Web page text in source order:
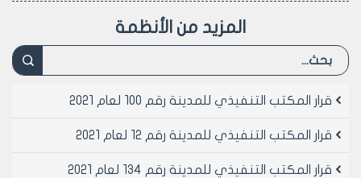
من مديرية الشؤون الفنية.
صالحة للبناء لا حاجة لأخذ موافقة أي جهة في مجلس
من أمانة الخارطة ويصادق عليها من مدير الشؤون الفنية.
ب‌- بالنسبة لتعديل الحد الفاصل:
لتشكيل قطعة صالحة للبناء ولتحقيق التخطيط المصدق لا
المزيد من الأنظمة
قرار المكتب التنفيذي للمدينة رقم 100 لعام 2021
قرار المكتب التنفيذي للمدينة رقم 12 لعام 2021
قرار المكتب التنفيذي للمدينة رقم 134 لعام 2021